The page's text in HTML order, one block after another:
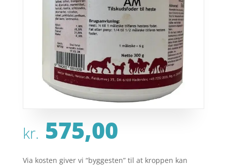
kr. 575,00
Via kosten giver vi “byggesten” til at kroppen kan